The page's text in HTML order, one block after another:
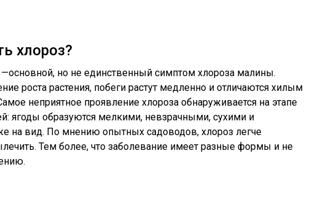
хлороз?
но не единственный симптом хлороза малины.
роста растения, побеги растут медленно и отличаются хилым
неприятное проявление хлороза обнаруживается на этапе
ягоды образуются мелкими, невзрачными, сухими и
на вид. По мнению опытных садоводов, хлороз легче
Тем более, что заболевание имеет разные формы и не